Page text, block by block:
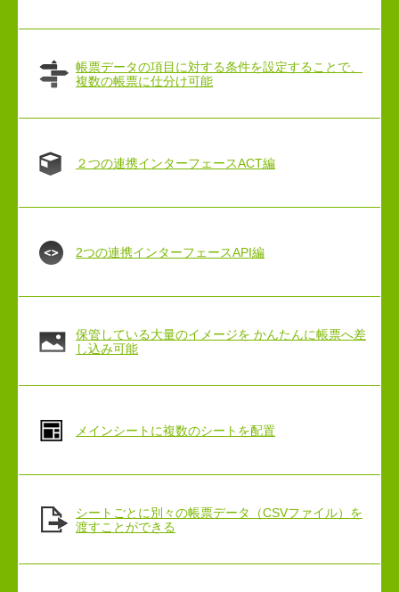
帳票データの項目に対する条件を設定することで、
複数の帳票に仕分け可能
２つの連携インターフェースACT編
2つの連携インターフェースAPI編
保管している大量のイメージを かんたんに帳票へ差
し込み可能
メインシートに複数のシートを配置
シートごとに別々の帳票データ（CSVファイル）を
渡すことができる